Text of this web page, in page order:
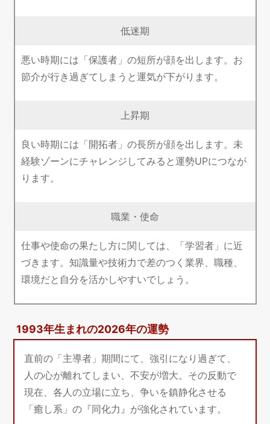
低迷期
悪い時期には「保護者」の短所が顔を出します。お
節介が行き過ぎてしまうと運気が下がります。
上昇期
良い時期には「開拓者」の長所が顔を出します。未
経験ゾーンにチャレンジしてみると運勢UPにつなが
ります。
職業・使命
仕事や使命の果たし方に関しては、「学習者」に近
づきます。知識量や技術力で差のつく業界、職種、
環境だと自分を活かしやすいでしょう。
1993年生まれの2026年の運勢
直前の「主導者」期間にて、強引になり過ぎて、
人の心が離れてしまい、不安が増大。その反動で
現在、各人の立場に立ち、争いを鎮静化させる
「癒し系」の『同化力』が強化されています。